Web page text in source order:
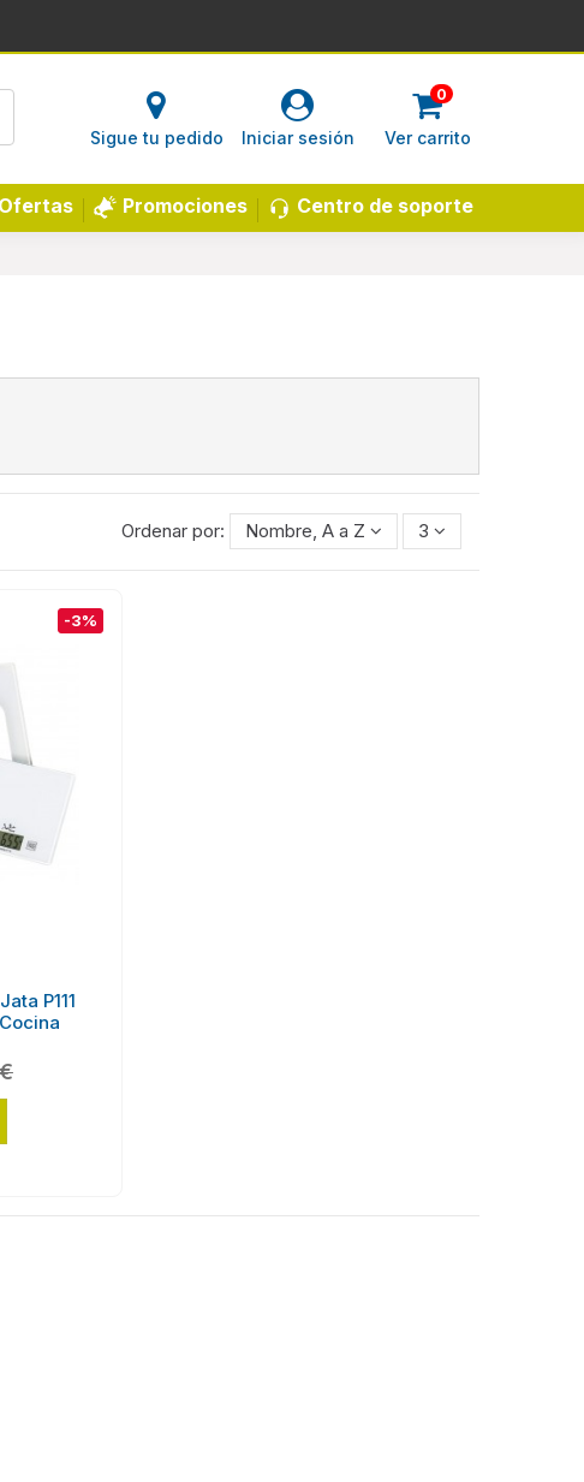
Sigue tu pedido Iniciar sesión
0
Ver carrito
Centro de soporte
Promociones
Ofertas
Ordenar por: Nombre, A a Z 3
-3%
P111